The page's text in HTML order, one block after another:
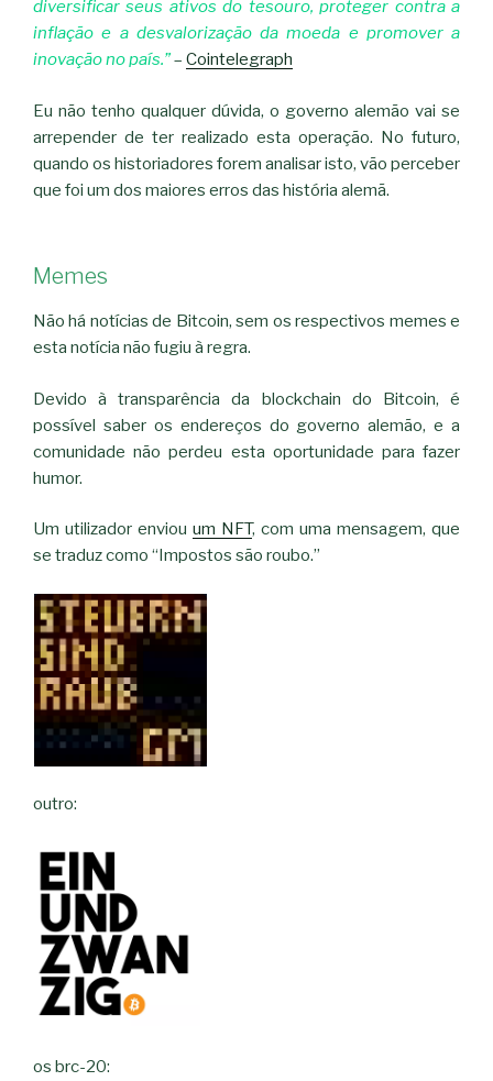
diversificar seus ativos do tesouro, proteger contra a
inflação e a desvalorização da moeda e promover a
inovação no país.”– Cointelegraph
Eu não tenho qualquer dúvida, o governo alemão vai se
arrepender de ter realizado esta operação. No futuro,
quando os historiadores forem analisar isto, vão perceber
que foi um dos maiores erros das história alemã.
Memes
Não há notícias de Bitcoin, sem os respectivos memes e
esta notícia não fugiu à regra.
Devido à transparência da blockchain do Bitcoin, é
possível saber os endereços do governo alemão, e a
comunidade não perdeu esta oportunidade para fazer
humor.
Um utilizador enviou um NFT, com uma mensagem, que
se traduz como “Impostos são roubo.”
outro:
os brc-20: